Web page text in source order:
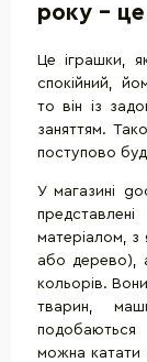
року - це
Це іграшки,
спокійний,
то він із
заняттям.
поступово
У магазині
матеріалом, з
або дерево),
кольорів.
тварин,
подобаються
можна катати